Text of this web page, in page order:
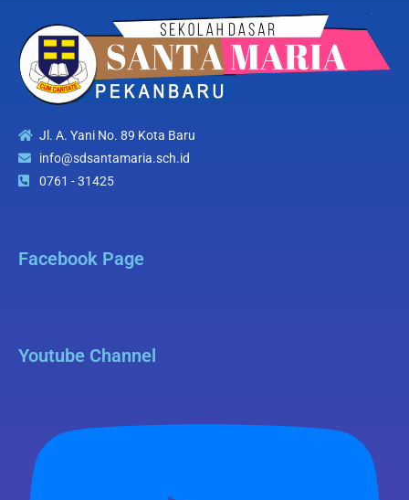
Jl. A. Yani No. 89 Kota Baru
info@sdsantamaria.sch.id
0761 - 31425
Facebook Page
Youtube Channel